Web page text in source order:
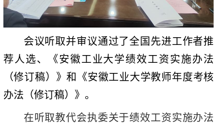
会议听取并审议通过了全国先进工作者推
荐人选、《安徽工业大学绩效工资实施办法
（修订稿） 》和《安徽工业大学教师年度考核
办法 （修订稿） 》。
在听取教代会执委关于绩效工资实施办法